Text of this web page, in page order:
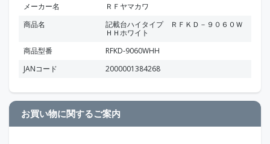
メーカー名
ＲＦヤマカワ
商品名
記載台ハイタイプ ＲＦＫＤ－９０６０Ｗ
ＨＨホワイト
商品型番
RFKD-9060WHH
JANコード
2000001384268
お買い物に関するご案内